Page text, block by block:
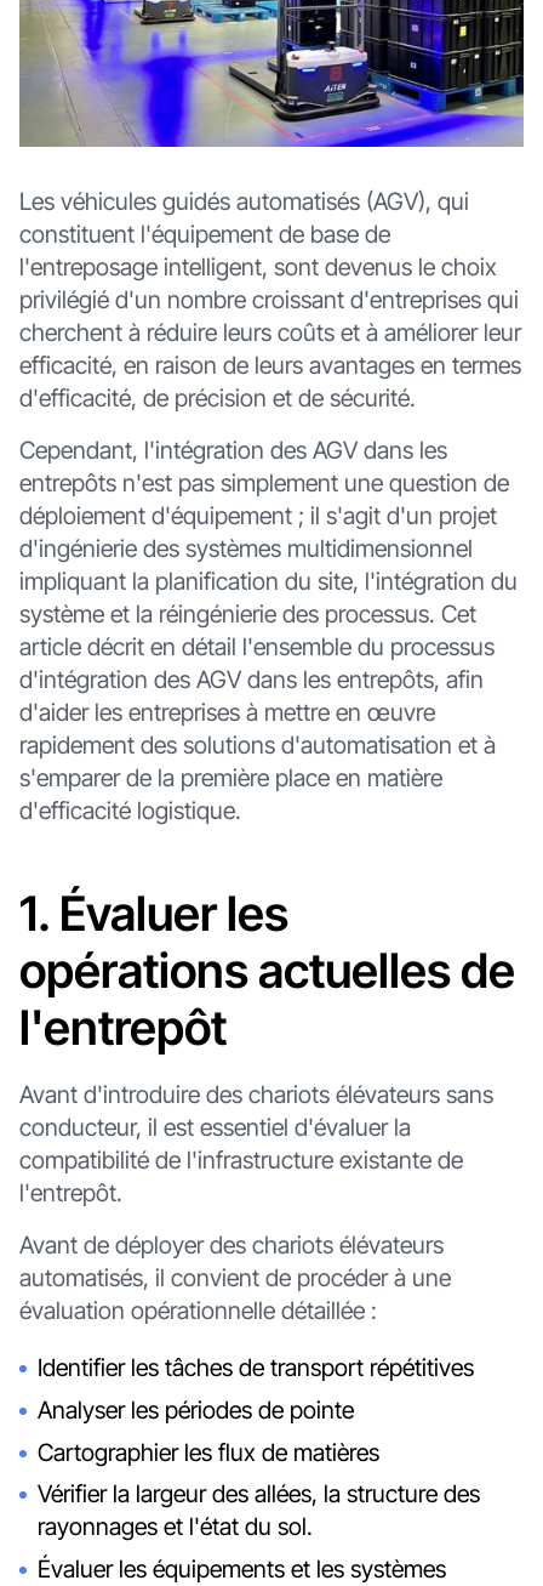
Les véhicules guidés automatisés (AGV), qui
constituent l'équipement de base de
l'entreposage intelligent, sont devenus le choix
privilégié d'un nombre croissant d'entreprises qui
cherchent à réduire leurs coûts et à améliorer leur
efficacité, en raison de leurs avantages en termes
d'efficacité, de précision et de sécurité.
Cependant, l'intégration des AGV dans les
entrepôts n'est pas simplement une question de
déploiement d'équipement ; il s'agit d'un projet
d'ingénierie des systèmes multidimensionnel
impliquant la planification du site, l'intégration du
système et la réingénierie des processus. Cet
article décrit en détail l'ensemble du processus
d'intégration des AGV dans les entrepôts, afin
d'aider les entreprises à mettre en œuvre
rapidement des solutions d'automatisation et à
s'emparer de la première place en matière
d'efficacité logistique.
1. Évaluer les
opérations actuelles de
l'entrepôt
Avant d'introduire des chariots élévateurs sans
conducteur, il est essentiel d'évaluer la
compatibilité de l'infrastructure existante de
l'entrepôt.
Avant de déployer des chariots élévateurs
automatisés, il convient de procéder à une
évaluation opérationnelle détaillée :
Identifier les tâches de transport répétitives
Analyser les périodes de pointe
Cartographier les flux de matières
Vérifier la largeur des allées, la structure des
rayonnages et l'état du sol.
Évaluer les équipements et les systèmes